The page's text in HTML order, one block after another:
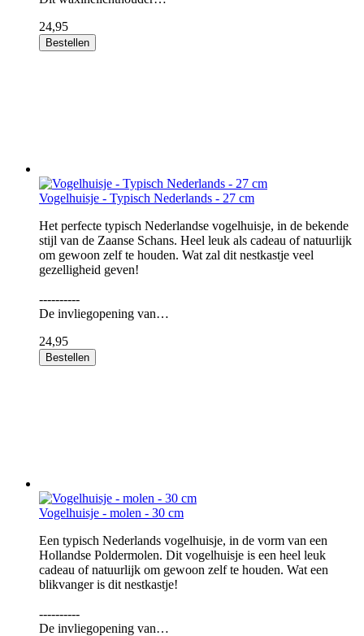
24,95
Bestellen
Vogelhuisje - Typisch Nederlands - 27 cm
Het perfecte typisch Nederlandse vogelhuisje, in de bekende
stijl van de Zaanse Schans. Heel leuk als cadeau of natuurlijk
om gewoon zelf te houden. Wat zal dit nestkastje veel
gezelligheid geven!
----------
De invliegopening van…
24,95
Bestellen
Vogelhuisje - molen - 30 cm
Een typisch Nederlands vogelhuisje, in de vorm van een
Hollandse Poldermolen. Dit vogelhuisje is een heel leuk
cadeau of natuurlijk om gewoon zelf te houden. Wat een
blikvanger is dit nestkastje!
----------
De invliegopening van…